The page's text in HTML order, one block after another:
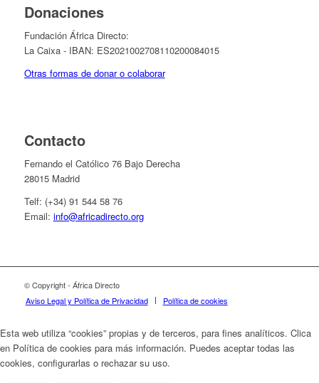
Donaciones
Fundación África Directo:
La Caixa - IBAN: ES2021002708110200084015
Otras formas de donar o colaborar
Contacto
Fernando el Católico 76 Bajo Derecha
28015 Madrid
Telf: (+34) 91 544 58 76
Email: info@africadirecto.org
© Copyright - África Directo
Aviso Legal y Política de Privacidad
Política de cookies
Esta web utiliza “cookies” propias y de terceros, para fines analíticos. Clica
en Política de cookies para más información. Puedes aceptar todas las
cookies, configurarlas o rechazar su uso.